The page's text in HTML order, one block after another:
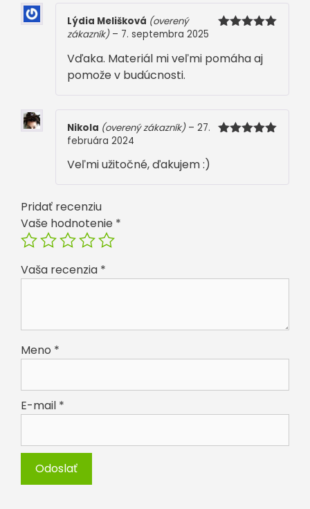
Lýdia Melišková (overený
zákazník) – 7. septembra 2025
Vďaka. Materiál mi veľmi pomáha aj
pomože v budúcnosti.
Nikola (overený zákazník) – 27.
februára 2024
Veľmi užitočné, ďakujem :)
Pridať recenziu
Vaše hodnotenie *
Vaša recenzia *
Meno *
E-mail *